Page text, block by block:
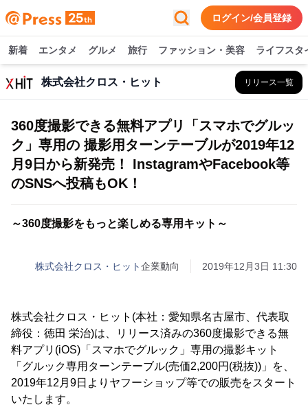
ログイン/会員登録
新着 エンタメ グルメ 旅行 ファッション・美容 ライフスタ
株式会社クロス・ヒット リリース一覧
360度撮影できる無料アプリ「スマホでグルッ
ク」専用の 撮影用ターンテーブルが2019年12
月9日から新発売！ InstagramやFacebook等
のSNSへ投稿もOK！
～360度撮影をもっと楽しめる専用キット～
株式会社クロス・ヒット企業動向 2019年12月3日 11:30
株式会社クロス・ヒット(本社：愛知県名古屋市、代表取
締役：徳田 栄治)は、リリース済みの360度撮影できる無
料アプリ(iOS)「スマホでグルック」専用の撮影キット
「グルック専用ターンテーブル(売価2,200円(税抜))」を、
2019年12月9日よりヤフーショップ等での販売をスタート
いたします。